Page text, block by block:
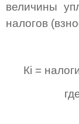
величины
налогов
Кi = налоги
где i =